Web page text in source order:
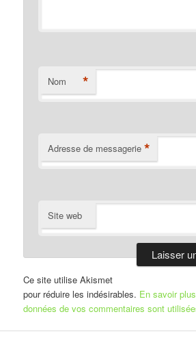
Nom *
Adresse de messagerie *
Site web
Ce site utilise Akismet
pour réduire les indésirables. En savoir
données de vos commentaires sont